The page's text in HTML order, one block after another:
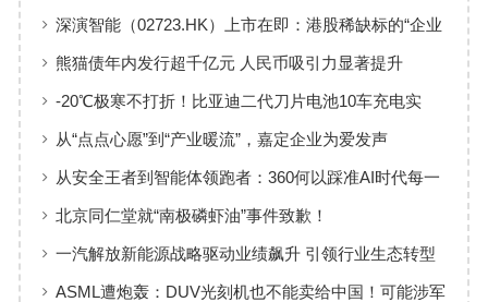
深演智能（02723.HK）上市在即：港股稀缺标的“企业
AI决策智能体第一股”正式登场
熊猫债年内发行超千亿元 人民币吸引力显著提升
-20℃极寒不打折！比亚迪二代刀片电池10车充电实
测：最快仅需10分29秒
从“点点心愿”到“产业暖流”，嘉定企业为爱发声
从安全王者到智能体领跑者：360何以踩准AI时代每一
次浪尖
北京同仁堂就“南极磷虾油”事件致歉！
一汽解放新能源战略驱动业绩飙升 引领行业生态转型
ASML遭炮轰：DUV光刻机也不能卖给中国！可能涉军